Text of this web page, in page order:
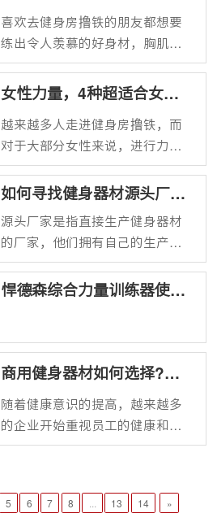
妈加上台健身车，强身健体。
比，完全不用担心，日常小重量
的练习只会让我们的肌肉变紧
实，线条漂亮，女生想要体态好
看去健身房就不要错过这6个器
喜欢去健身房撸铁的朋友都想要
练出令人羡慕的好身材，胸肌腹
肌还有背肌，还有强有力的腿部
肌肉，而听说高手都爱练背，坦
借助这些健身器材可以事半功
倍，快速练出完美背肌。
女性力量，4种超适合女生
越来越多人走进健身房撸铁，而
对于大部分女性来说，进行力量
锻炼并非是需要块状的肌肉，只
是想将自己的身形塑造完美即
量训练方式。
如何寻找健身器材源头厂
家?
源头厂家是指直接生产健身器材
的厂家，他们拥有自己的生产
线，能够控制产品质量和生产成
本。与经销商或代理商相比，源
悍德森综合力量训练器使用
商用健身器材如何选择?在
哪买?
随着健康意识的提高，越来越多
的企业开始重视员工的健康和福
利。商用健身器材作为一种实用
材呢？
5 6 7 8 13 14 »